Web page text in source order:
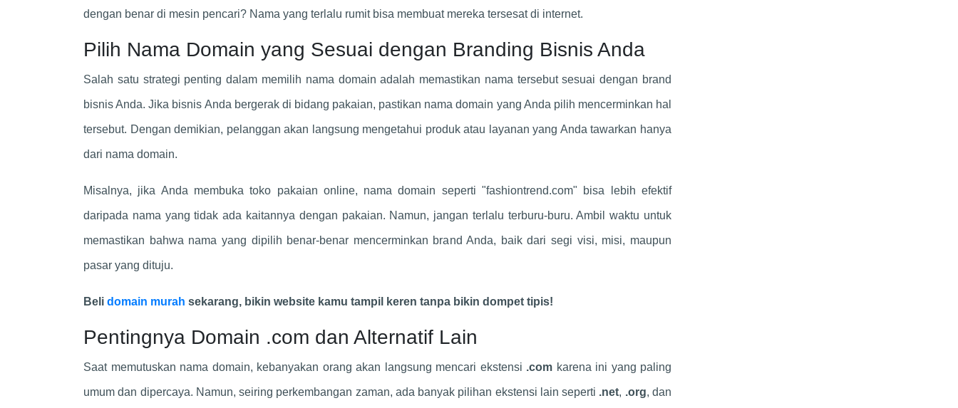
dengan benar di mesin pencari? Nama yang terlalu rumit bisa membuat mereka tersesat di internet.
Pilih Nama Domain yang Sesuai dengan Branding Bisnis Anda
Salah satu strategi penting dalam memilih nama domain adalah memastikan nama tersebut sesuai dengan brand
bisnis Anda. Jika bisnis Anda bergerak di bidang pakaian, pastikan nama domain yang Anda pilih mencerminkan hal
tersebut. Dengan demikian, pelanggan akan langsung mengetahui produk atau layanan yang Anda tawarkan hanya
dari nama domain.
Misalnya, jika Anda membuka toko pakaian online, nama domain seperti "fashiontrend.com" bisa lebih efektif
daripada nama yang tidak ada kaitannya dengan pakaian. Namun, jangan terlalu terburu-buru. Ambil waktu untuk
memastikan bahwa nama yang dipilih benar-benar mencerminkan brand Anda, baik dari segi visi, misi, maupun
pasar yang dituju.
Beli domain murah sekarang, bikin website kamu tampil keren tanpa bikin dompet tipis!
Pentingnya Domain .com dan Alternatif Lain
Saat memutuskan nama domain, kebanyakan orang akan langsung mencari ekstensi .com karena ini yang paling
umum dan dipercaya. Namun, seiring perkembangan zaman, ada banyak pilihan ekstensi lain seperti .net, .org, dan